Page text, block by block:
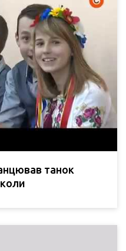
танок